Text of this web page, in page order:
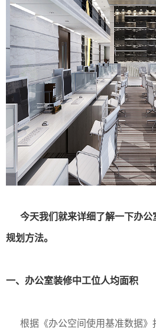
今天我们就来详细了解一下办公
规划方法。
一、办公室装修中工位人均面积
根据《办公空间使用基准数据